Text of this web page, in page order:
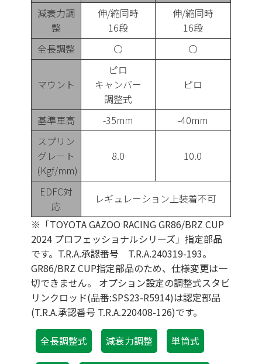
※「TOYOTA GAZOO RACING GR86/BRZ CUP
2024 プロフェッショナルシリーズ」指定部品
です。T.R.A.承認番号 T.R.A.240319-193。
GR86/BRZ CUP指定部品のため、仕様変更は一
切できません。 オプション設定の調整式スタビ
リンクロッド(品番:SPS23-R5914)は認定部品
(T.R.A.承認番号 T.R.A.220408-126)です。
減衰力調
整
伸/縮同時
16段
伸/縮同時
16段
全長調整
〇 〇
マウント
ピロ
キャンバー
調整式
ピロ
基準車高 -35mm
-40mm
スプリン
グレート
(Kgf/mm)
8.0 10.0
EDFC対
応
レギュレーション上装着不可
全長調整式 減衰力調整 単筒式